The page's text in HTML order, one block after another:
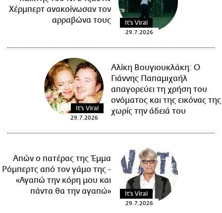
Χέρμπερτ ανακοίνωσαν τον
αρραβώνα τους
It's Viral
29.7.2026
Αλίκη Βουγιουκλάκη: Ο
Γιάννης Παπαμιχαήλ
απαγορεύει τη χρήση του
ονόματος και της εικόνας της
χωρίς την άδειά του
It's Viral
29.7.2026
Απών ο πατέρας της Έμμα
Ρόμπερτς από τον γάμο της -
«Αγαπώ την κόρη μου και
πάντα θα την αγαπώ»
It's Viral
29.7.2026